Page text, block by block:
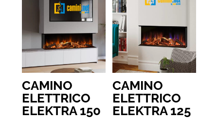
CAMINO
ELETTRICO
ELEKTRA 150
CAMINO
ELETTRICO
ELEKTRA 125